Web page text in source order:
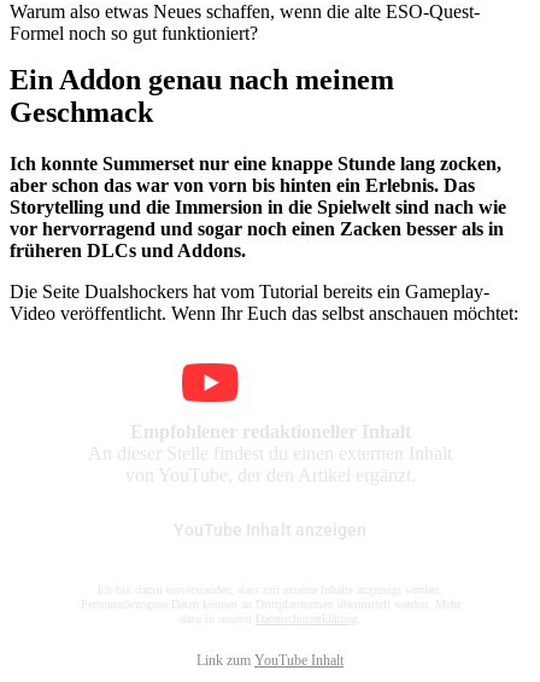
Warum also etwas Neues schaffen, wenn die alte ESO-Quest-
Formel noch so gut funktioniert?
Ein Addon genau nach meinem
Geschmack
Ich konnte Summerset nur eine knappe Stunde lang zocken,
aber schon das war von vorn bis hinten ein Erlebnis. Das
Storytelling und die Immersion in die Spielwelt sind nach wie
vor hervorragend und sogar noch einen Zacken besser als in
früheren DLCs und Addons.
Die Seite Dualshockers hat vom Tutorial bereits ein Gameplay-
Video veröffentlicht. Wenn Ihr Euch das selbst anschauen möchtet:
Empfohlener redaktioneller Inhalt
An dieser Stelle findest du einen externen Inhalt
von YouTube, der den Artikel ergänzt.
YouTube Inhalt anzeigen
Ich bin damit einverstanden, dass mir externe Inhalte angezeigt werden.
Personenbezogene Daten können an Drittplattformen übermittelt werden. Mehr
dazu in unserer
Datenschutzerklärung
Link zum YouTube Inhalt